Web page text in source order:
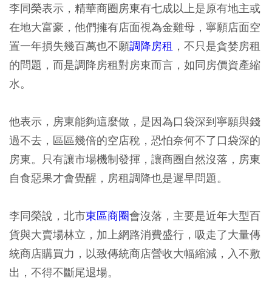
李同榮表示，精華商圈房東有七成以上是原有地主或
在地大富豪，他們擁有店面視為金雞母，寧願店面空
置一年損失幾百萬也不願調降房租 ，不只是貪婪房租
的問題，而是調降房租對房東而言，如同房價資產縮
水。
他表示，房東能夠這麼做，是因為口袋深到寧願與錢
過不去，區區幾倍的空店稅，恐怕奈何不了口袋深的
房東。只有讓市場機制發揮，讓商圈自然沒落，房東
自食惡果才會覺醒，房租調降也是遲早問題。
李同榮說，北市東區商圈會沒落，主要是近年大型百
貨與大賣場林立，加上網路消費盛行，吸走了大量傳
統商店購買力，以致傳統商店營收大幅縮減，入不敷
出，不得不斷尾退場。